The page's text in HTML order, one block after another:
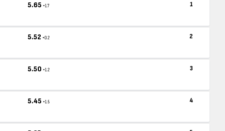
5.65 +1.7 1
5.52 +0.2 2
5.50 +1.2 3
5.45 +1.5 4